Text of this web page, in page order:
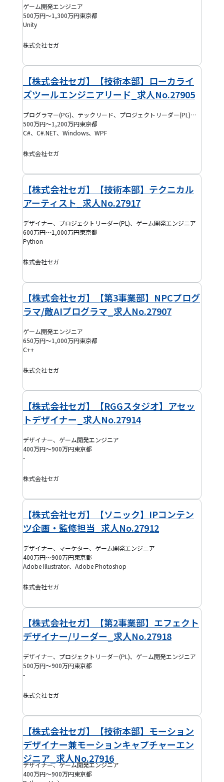
ゲーム開発エンジニア
500万円～1,300万円東京都
Unity
株式会社セガ
【株式会社セガ】【技術本部】ローカライ
ズツールエンジニアリード_求人No.27905
プログラマー(PG)、テックリード、プロジェクトリーダー(PL)、ゲーム開発エンジニア
500万円～1,200万円東京都
C#、C#.NET、Windows、WPF
株式会社セガ
【株式会社セガ】【技術本部】テクニカル
アーティスト_求人No.27917
デザイナー、プロジェクトリーダー(PL)、ゲーム開発エンジニア
600万円～1,000万円東京都
Python
株式会社セガ
【株式会社セガ】【第3事業部】NPCプログ
ラマ/敵AIプログラマ_求人No.27907
ゲーム開発エンジニア
650万円～1,000万円東京都
C++
株式会社セガ
【株式会社セガ】【RGGスタジオ】アセッ
トデザイナー_求人No.27914
デザイナー、ゲーム開発エンジニア
400万円～900万円東京都
-
株式会社セガ
【株式会社セガ】【ソニック】IPコンテン
ツ企画・監修担当_求人No.27912
デザイナー、マーケター、ゲーム開発エンジニア
400万円～900万円東京都
Adobe Illustrator、Adobe Photoshop
株式会社セガ
【株式会社セガ】【第2事業部】エフェクト
デザイナー/リーダー_求人No.27918
デザイナー、プロジェクトリーダー(PL)、ゲーム開発エンジニア
500万円～900万円東京都
-
株式会社セガ
【株式会社セガ】【技術本部】モーション
デザイナー兼モーションキャプチャーエン
ジニア_求人No.27916
デザイナー、ゲーム開発エンジニア
400万円～900万円東京都